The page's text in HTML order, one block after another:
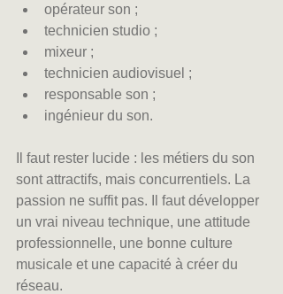
opérateur son ;
technicien studio ;
mixeur ;
technicien audiovisuel ;
responsable son ;
ingénieur du son.
Il faut rester lucide : les métiers du son
sont attractifs, mais concurrentiels. La
passion ne suffit pas. Il faut développer
un vrai niveau technique, une attitude
professionnelle, une bonne culture
musicale et une capacité à créer du
réseau.